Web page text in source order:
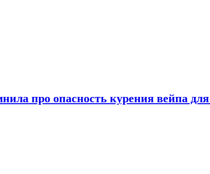
про опасность курения вейпа для